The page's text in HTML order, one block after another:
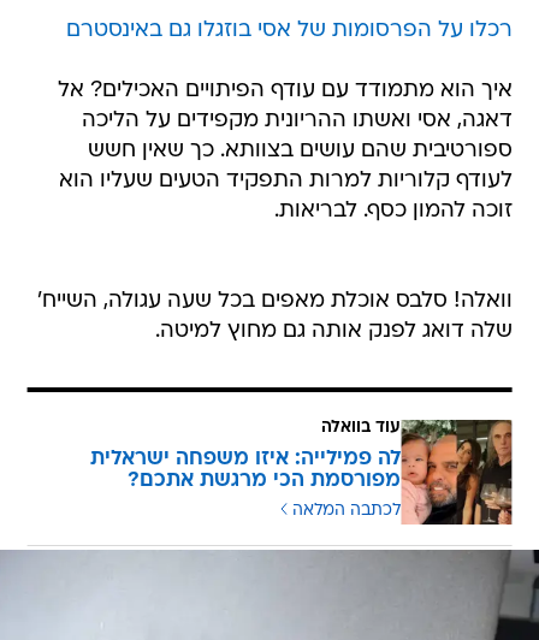
רכלו על הפרסומות של אסי בוזגלו גם באינסטרם
איך הוא מתמודד עם עודף הפיתויים האכילים? אל
דאגה, אסי ואשתו ההריונית מקפידים על הליכה
ספורטיבית שהם עושים בצוותא. כך שאין חשש
לעודף קלוריות למרות התפקיד הטעים שעליו הוא
זוכה להמון כסף. לבריאות.
וואלה! סלבס אוכלת מאפים בכל שעה עגולה, השייח'
שלה דואג לפנק אותה גם מחוץ למיטה.
עוד בוואלה
לה פמילייה: איזו משפחה ישראלית
מפורסמת הכי מרגשת אתכם?
לכתבה המלאה